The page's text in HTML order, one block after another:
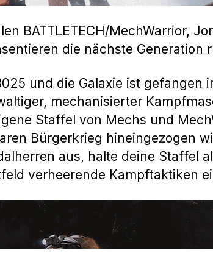
BATTLETECH/MechWarrior,
die nächste Generation
und die Galaxie ist
mechanisierter
Staffel von Mechs und
Bürgerkrieg hineingezogen
aus, halte deine Staffel
verheerende Kampftaktiken